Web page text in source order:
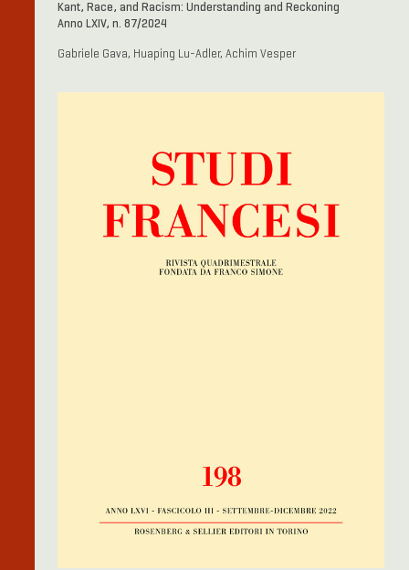
Kant, Race, and Racism: Understanding and Reckoning
Anno LXIV, n. 87/2024
Gabriele Gava, Huaping Lu-Adler, Achim Vesper